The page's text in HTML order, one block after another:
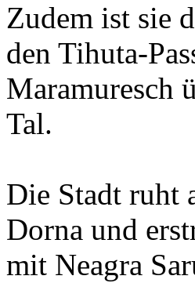
Zudem ist sie
den Tihuta-
Maramuresch
Tal.
Die Stadt ruht
Dorna und
mit Neagra